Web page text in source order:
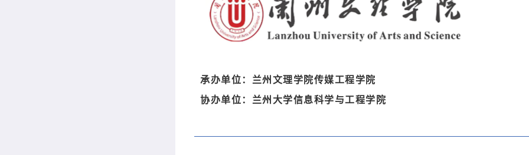
承办单位：兰州文理学院传媒工程学院
协办单位：兰州大学信息科学与工程学院